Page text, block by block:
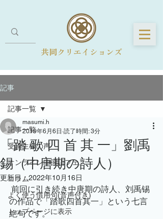
共同クリエイションズ
記事
記事一覧
受講生様の声
オンライン中国語フェス
コラム
よく使う慣用句(音声付き)
トップページに表示
記事一覧
「踏 歌 四 首 其 一」劉禹
錫（中唐期の詩人）
masumi.h
2019年6月6日 読了時間: 3分
更新日：2022年10月16日
の作品で「踏歌四首其一」という七言
絶句です。